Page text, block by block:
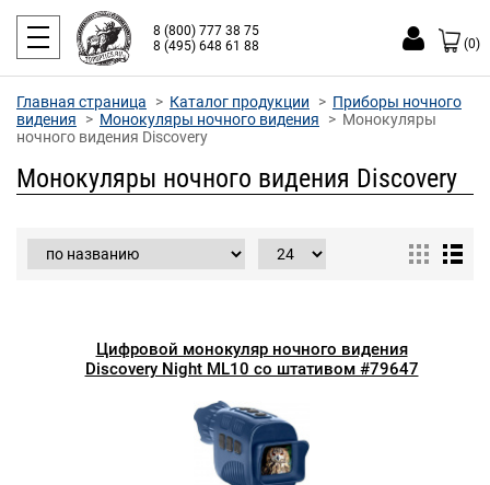
8 (800) 777 38 75
8 (495) 648 61 88
(0)
Главная страница Каталог продукции
Приборы ночного
видения
Монокуляры ночного видения
Монокуляры
ночного видения Discovery
Монокуляры ночного видения Discovery
Цифровой монокуляр ночного видения
Discovery Night ML10 со штативом #79647